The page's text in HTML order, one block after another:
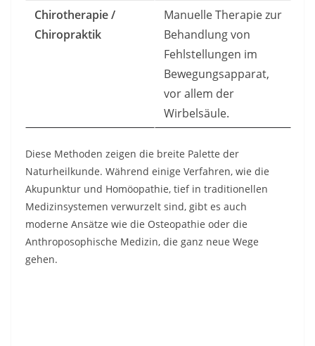
Chirotherapie /
Chiropraktik
Manuelle Therapie zur
Behandlung von
Fehlstellungen im
Bewegungsapparat,
vor allem der
Wirbelsäule.
Diese Methoden zeigen die breite Palette der
Naturheilkunde. Während einige Verfahren, wie die
Akupunktur und Homöopathie, tief in traditionellen
Medizinsystemen verwurzelt sind, gibt es auch
moderne Ansätze wie die Osteopathie oder die
Anthroposophische Medizin, die ganz neue Wege
gehen.